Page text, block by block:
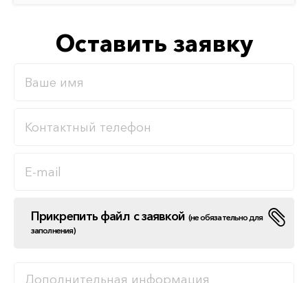
Оставить заявку
Прикрепить файл с заявкой (не обязательно для
заполнения)